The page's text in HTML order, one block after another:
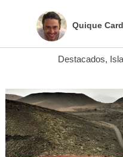
Quique
Destacados,